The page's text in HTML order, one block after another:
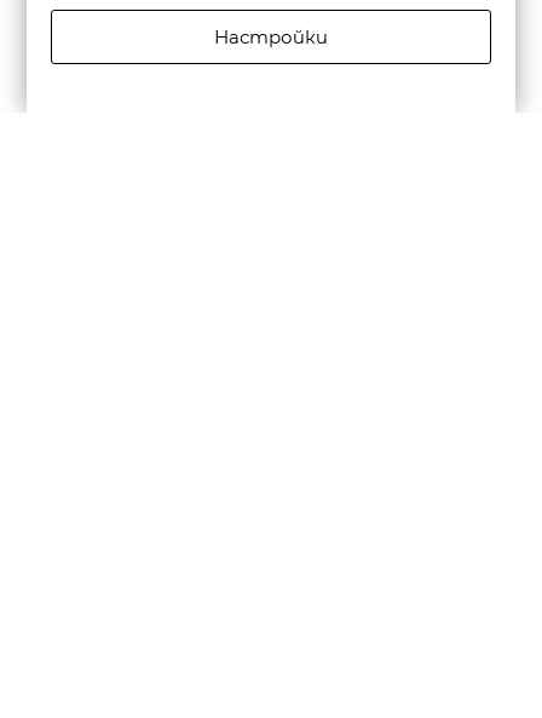
Настройки